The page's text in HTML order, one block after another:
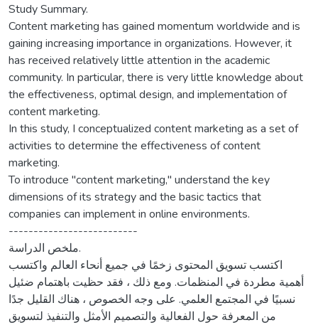
Study Summary.
Content marketing has gained momentum worldwide and is
gaining increasing importance in organizations. However, it
has received relatively little attention in the academic
community. In particular, there is very little knowledge about
the effectiveness, optimal design, and implementation of
content marketing.
In this study, I conceptualized content marketing as a set of
activities to determine the effectiveness of content
marketing.
To introduce "content marketing," understand the key
dimensions of its strategy and the basic tactics that
companies can implement in online environments.
--------------------------
ملخص الدراسة.
اكتسب تسويق المحتوى زخمًا في جميع أنحاء العالم واكتسب
أهمية مطردة في المنظمات. ومع ذلك ، فقد حظيت باهتمام ضئيل
نسبيًا في المجتمع العلمي. على وجه الخصوص ، هناك القليل جدًا
من المعرفة حول الفعالية والتصميم الأمثل والتنفيذ لتسويق